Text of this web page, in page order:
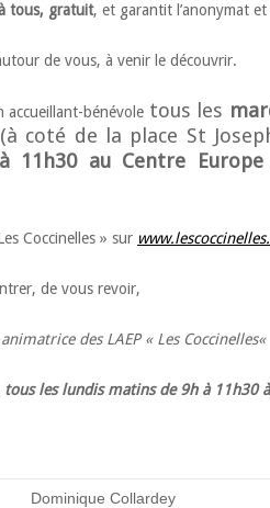
tous, gratuit, et garantit l’anonymat
de vous, à venir le découvrir.
accueillant-bénévole tous les
(à coté de la place St
11h30 au Centre Europe
Coccinelles » sur
de vous revoir,
des LAEP « Les Coccinelles«
tous les lundis matins de 9h à 11h30
Dominique Collardey